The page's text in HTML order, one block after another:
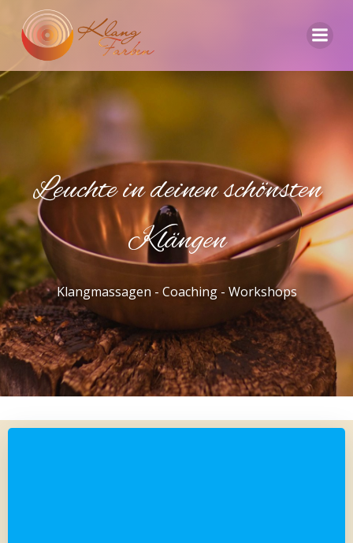
Leuchte in deinen schönsten
Klängen
Klangmassagen - Coaching - Workshops